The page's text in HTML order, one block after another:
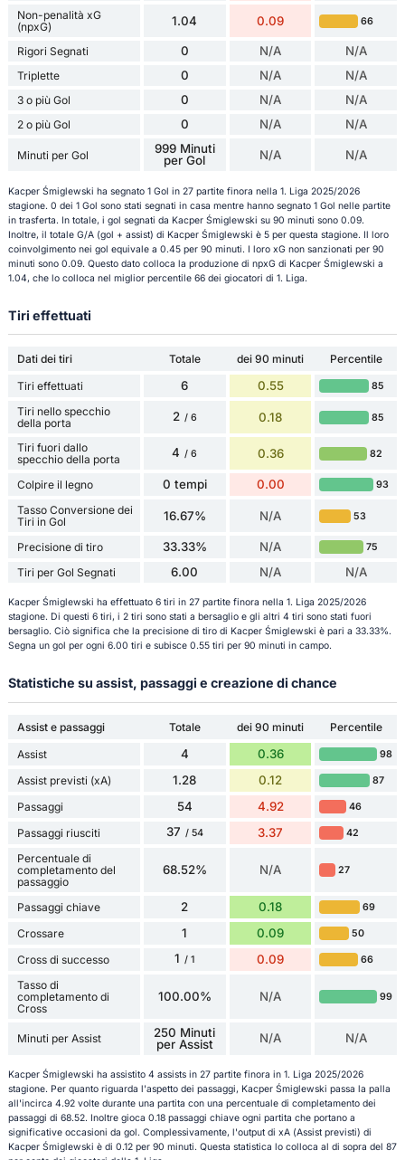
Non-penalità xG
(npxG)
1.04 0.09 66
Rigori Segnati 0 N/A N/A
Triplette 0 N/A N/A
3 o più Gol 0 N/A N/A
2 o più Gol 0 N/A N/A
Minuti per Gol
999 Minuti
per Gol
N/A N/A
Kacper Śmiglewski ha segnato 1 Gol in 27 partite finora nella 1. Liga 2025/2026
stagione. 0 dei 1 Gol sono stati segnati in casa mentre hanno segnato 1 Gol nelle partite
in trasferta. In totale, i gol segnati da Kacper Śmiglewski su 90 minuti sono 0.09.
Inoltre, il totale G/A (gol + assist) di Kacper Śmiglewski è 5 per questa stagione. Il loro
coinvolgimento nei gol equivale a 0.45 per 90 minuti. I loro xG non sanzionati per 90
minuti sono 0.09. Questo dato colloca la produzione di npxG di Kacper Śmiglewski a
1.04, che lo colloca nel miglior percentile 66 dei giocatori di 1. Liga.
Tiri effettuati
Dati dei tiri Totale dei 90 minuti
Percentile
Tiri effettuati
6 0.55 85
Tiri nello specchio
della porta
2 / 6 0.18 85
Tiri fuori dallo
specchio della porta
4 / 6 0.36 82
Colpire il legno 0 tempi 0.00 93
Tasso Conversione dei
Tiri in Gol
16.67% N/A 53
Precisione di tiro 33.33% N/A 75
Tiri per Gol Segnati 6.00 N/A N/A
Kacper Śmiglewski ha effettuato 6 tiri in 27 partite finora nella 1. Liga 2025/2026
stagione. Di questi 6 tiri, i 2 tiri sono stati a bersaglio e gli altri 4 tiri sono stati fuori
bersaglio. Ciò significa che la precisione di tiro di Kacper Śmiglewski è pari a 33.33%.
Segna un gol per ogni 6.00 tiri e subisce 0.55 tiri per 90 minuti in campo.
Statistiche su assist, passaggi e creazione di chance
Assist e passaggi Totale dei 90 minuti
Percentile
Assist
4 0.36 98
Assist previsti (xA) 1.28 0.12 87
Passaggi 54 4.92 46
Passaggi riusciti 37 / 54 3.37 42
Percentuale di
completamento del
passaggio
68.52% N/A 27
Passaggi chiave 2 0.18 69
Crossare 1 0.09 50
Cross di successo 1 / 1 0.09 66
Tasso di
completamento di
Cross
100.00% N/A 99
Minuti per Assist
250 Minuti
per Assist
N/A N/A
Kacper Śmiglewski ha assistito 4 assists in 27 partite finora in 1. Liga 2025/2026
stagione. Per quanto riguarda l'aspetto dei passaggi, Kacper Śmiglewski passa la palla
all'incirca 4.92 volte durante una partita con una percentuale di completamento dei
passaggi di 68.52. Inoltre gioca 0.18 passaggi chiave ogni partita che portano a
significative occasioni da gol. Complessivamente, l'output di xA (Assist previsti) di
Kacper Śmiglewski è di 0.12 per 90 minuti. Questa statistica lo colloca al di sopra del 87